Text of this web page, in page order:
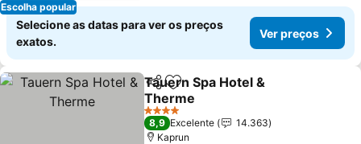
Escolha popular
Selecione as datas para ver os preços
exatos.
Ver preços
PartilharAdicionar aos favoritos
Tauern Spa Hotel &
Therme
Ver preços
4 Estrelas
8,9 Excelente
14.363
Kaprun